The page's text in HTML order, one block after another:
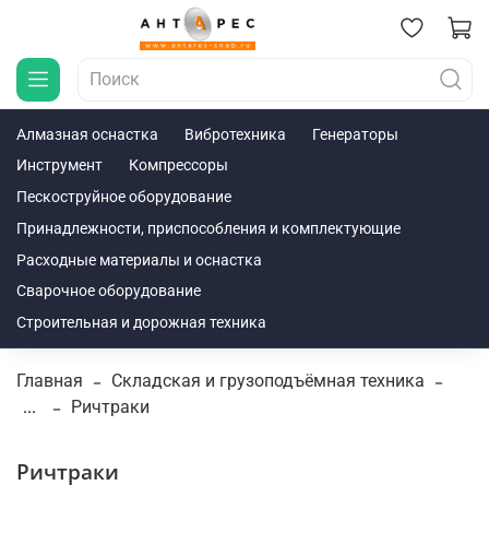
Алмазная оснастка Вибротехника
Генераторы
Инструмент
Компрессоры
Пескоструйное оборудование
Принадлежности, приспособления и комплектующие
Расходные материалы и оснастка
Сварочное оборудование
Строительная и дорожная техника
Главная
Складская и грузоподъёмная техника
...
Ричтраки
Ричтраки